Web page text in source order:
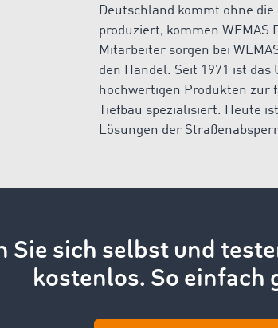
Deutschland kommt ohne
produziert, kommen WEMAS
Mitarbeiter sorgen bei
den Handel. Seit 1971 ist
hochwertigen Produkten zur
Tiefbau spezialisiert. Heute
Lösungen der
Sie sich selbst und
kostenlos. So einfach